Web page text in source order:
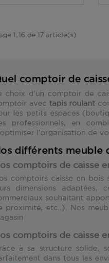
1-16 de 17 article(s)
comptoir de
choix d’un comptoir de
avec tapis roulant
les petits espaces
professionnels, en
l’organisation de
différents meuble
comptoirs de caisse
comptoirs caisse en
dimensions adaptées,
souhaitant
proximité, etc..). Nos
comptoirs de caisse
à sa structure solide,
dans tous les